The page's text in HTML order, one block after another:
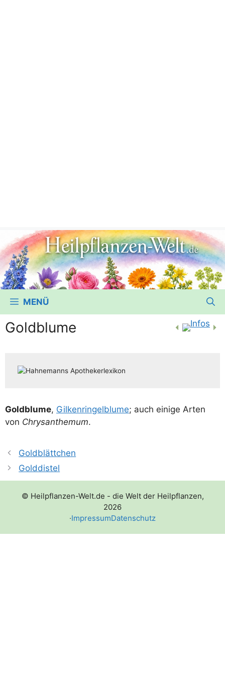
MENÜ
Goldblume
Gold­blu­me, Gil­ken­rin­gel­blu­me; auch eini­ge Arten
von Chry­san­the­mum.
Goldblättchen
Golddistel
© Heilpflanzen-Welt.de - die Welt der Heilpflanzen,
2026
·ImpressumDatenschutz